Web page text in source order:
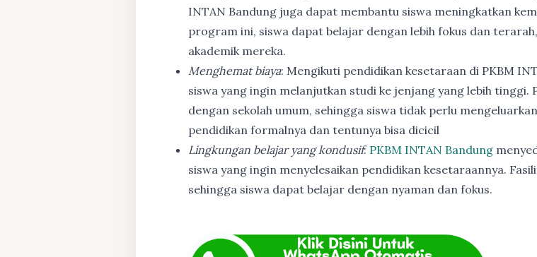
INTAN Bandung juga dapat membantu siswa meningkatkan
program ini, siswa dapat belajar dengan lebih fokus dan
akademik mereka.
Menghemat biaya: Mengikuti pendidikan kesetaraan di PKBM
siswa yang ingin melanjutkan studi ke jenjang yang lebih
dengan sekolah umum, sehingga siswa tidak perlu
pendidikan formalnya dan tentunya bisa dicicil
Lingkungan belajar yang kondusif: PKBM INTAN Bandung
siswa yang ingin menyelesaikan pendidikan kesetaraannya.
sehingga siswa dapat belajar dengan nyaman dan fokus.